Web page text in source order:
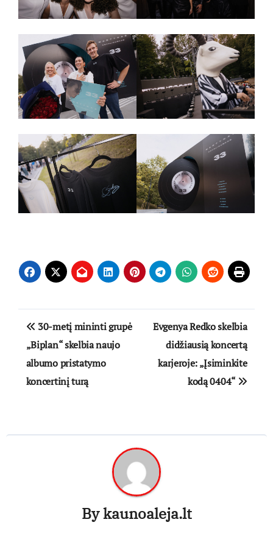
Navigacija
tarp
įrašų
30-metį mininti grupė
„Biplan“ skelbia naujo
albumo pristatymo
koncertinį turą
Evgenya Redko skelbia
didžiausią koncertą
karjeroje: „Įsiminkite
kodą 0404“
Bykaunoaleja.lt